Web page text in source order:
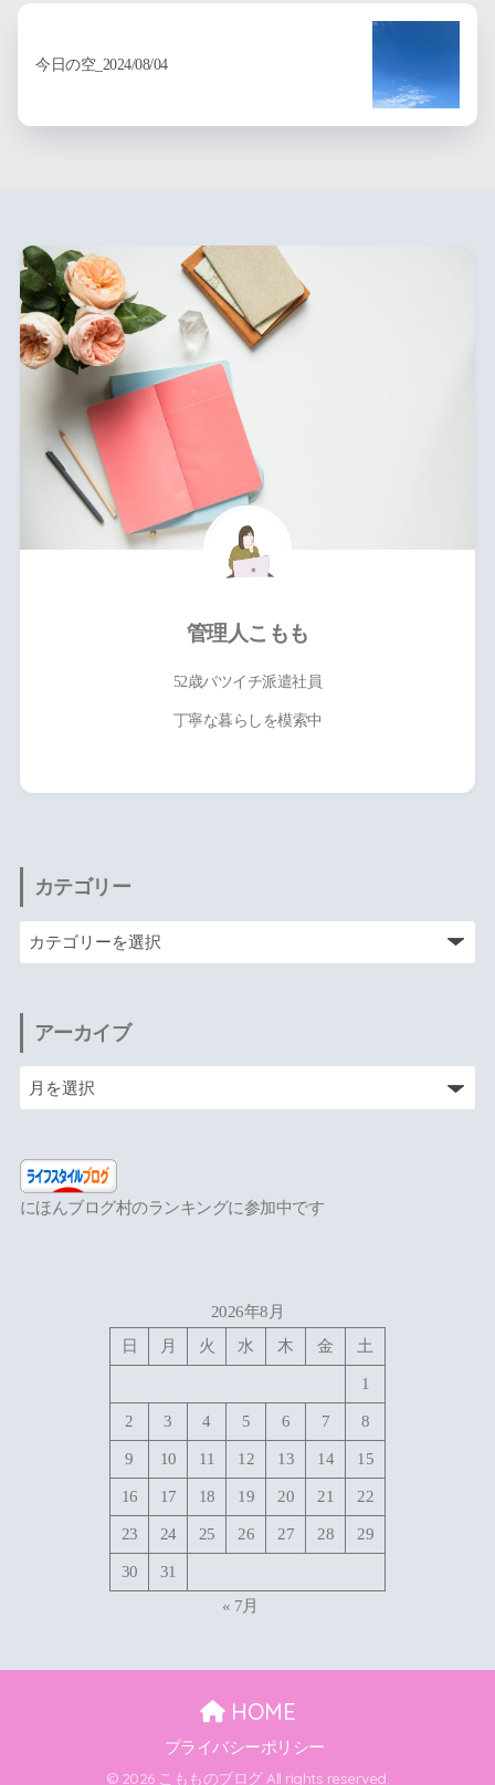
今日の空_2024/08/04
管理人こもも
52歳バツイチ派遣社員
丁寧な暮らしを模索中
カテゴリー
アーカイブ
にほんブログ村のランキングに参加中です
2026年8月
日
月 火 水 木 金 土
1
2 3 4 5 6 7 8
9 10 11 12 13 14 15
16 17 18 19 20 21 22
23 24 25 26 27 28 29
30
31
« 7月
HOME
プライバシーポリシー
© 2026 こもものブログ All rights reserved.